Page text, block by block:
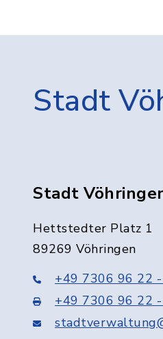
Stadt
Stadt
Hettstedter Platz 1
89269 Vöhringen
+49 7306 96 22
+49 7306 96 22